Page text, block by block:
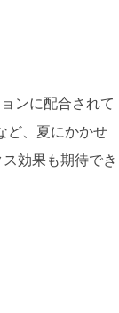
ンに配合されて
ど、夏にかかせ
効果も期待でき